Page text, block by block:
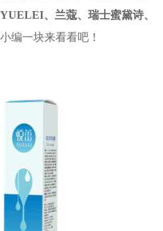
、兰蔻、瑞士蜜黛诗、
编一块来看看吧！